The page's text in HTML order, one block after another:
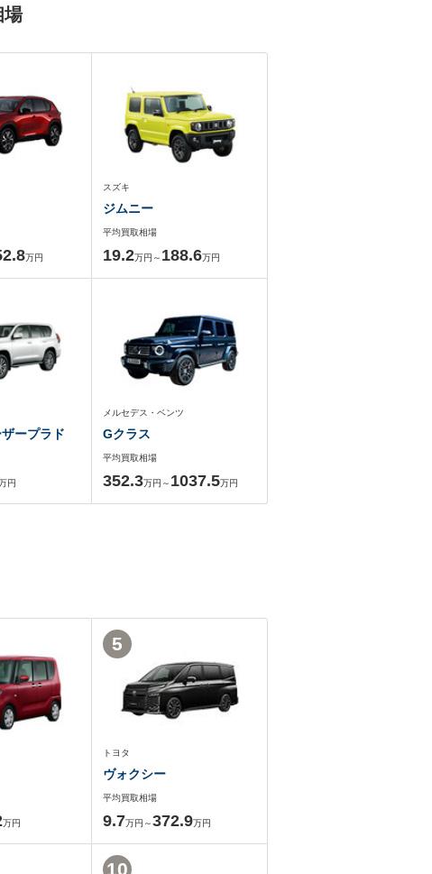
場
万円
スズキ
ジムニー
平均買取相場
19.2万円～ 188.6万円
ープラド
円
メルセデス・ベンツ
Gクラス
平均買取相場
352.3万円～ 1037.5万円
万円
トヨタ
ヴォクシー
平均買取相場
9.7万円～372.9万円
5
10